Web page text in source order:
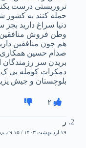
تروریستی درست
حمله کنند به کشور
دنیا سراغ دارید
وطن فروش منافقین
هم چون منافقین
صدام حسین همکاری
بریدن سر رزمندگان
دمکرات کومله پی
بلوچستان و جیش
۲
ر
۱۹ اردیبهشت ۱۴۰۳ / ۹:۱۵ ب٫ظ